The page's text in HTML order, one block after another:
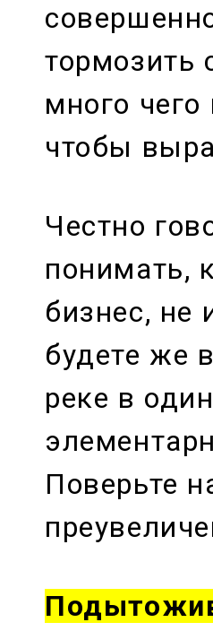
тормозить
много
чтобы
Честно
понимать,
бизнес, не
будете же
реке в
Поверьте